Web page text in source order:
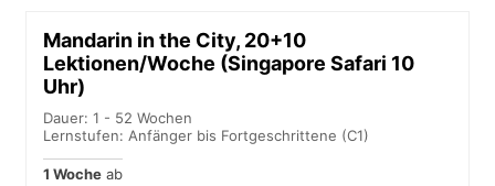
Mandarin in the City, 20+10
Lektionen/Woche (Singapore Safari 10
Uhr)
Dauer: 1 - 52 Wochen
Lernstufen: Anfänger bis Fortgeschrittene (C1)
1 Woche ab